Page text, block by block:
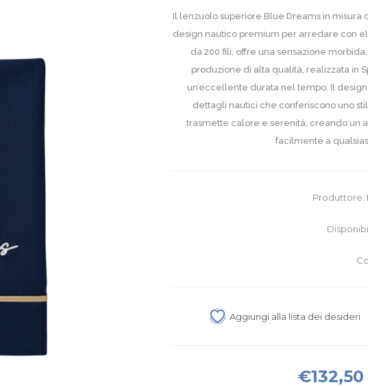
Il lenzuolo superiore Blue Dreams in
design nautico premium per arredare con
da 200 fili, offre una sensazione
produzione di alta qualità, realizzata in
un’eccellente durata nel tempo. Il
dettagli nautici che conferiscono uno
trasmette calore e serenità, creando un
facilmente a
Produttore:
Aggiungi alla lista dei desideri